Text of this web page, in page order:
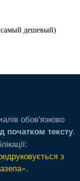
обов'язково
початком тексту.
з
.